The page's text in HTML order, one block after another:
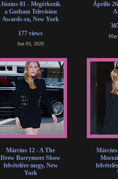
Június 01 - Megérkezik
a Gotham Television
Awards-ra, New York
177 views
Jun 03, 2026
Április
Március 12 - A The
Drew Barrymore Show
felvételére megy, New
York